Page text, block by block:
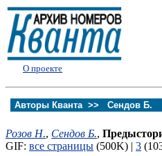
О проекте
Авторы Кванта >>
Сендов Б.
Розов Н., Сендов Б.,
GIF: все страницы (500K) | 3